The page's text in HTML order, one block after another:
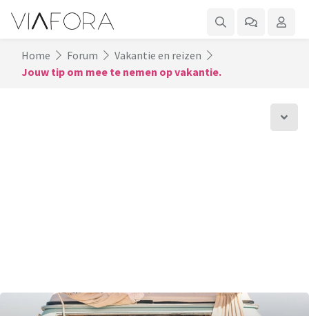
Home Forum
Vakantie en reizen
Jouw tip om mee te nemen op vakantie.